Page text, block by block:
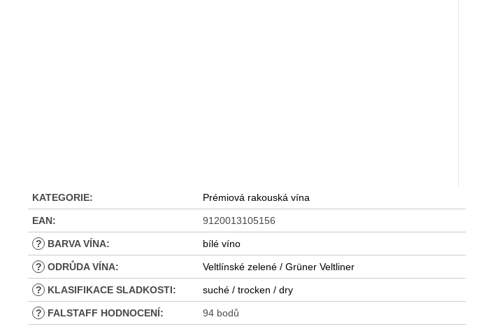
KATEGORIE: Prémiová rakouská vína
EAN: 9120013105156
? BARVA VÍNA: bílé víno
? ODRŮDA VÍNA: Veltlínské zelené / Grüner Veltliner
? KLASIFIKACE SLADKOSTI: suché / trocken / dry
? FALSTAFF HODNOCENÍ: 94 bodů